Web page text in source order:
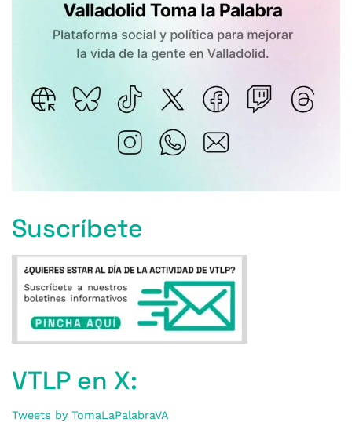
Suscríbete
VTLP en X:
Tweets by TomaLaPalabraVA